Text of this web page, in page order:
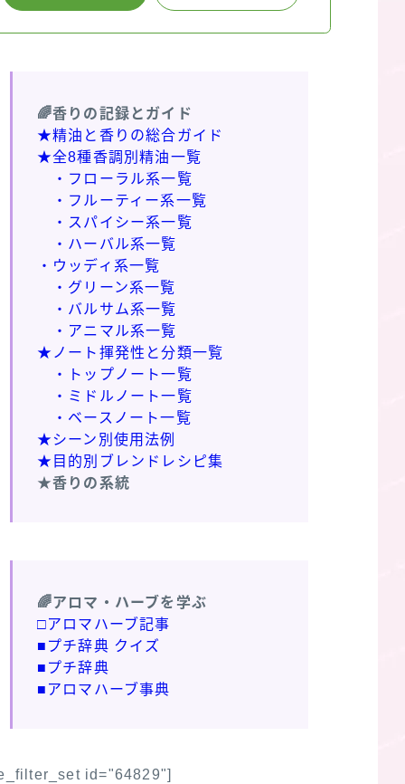
🌈香りの記録とガイド
★精油と香りの総合ガイド
★全8種香調別精油一覧
・フローラル系一覧
・フルーティー系一覧
・スパイシー系一覧
・ハーバル系一覧
・ウッディ系一覧
・グリーン系一覧
・バルサム系一覧
・アニマル系一覧
★ノート揮発性と分類一覧
・トップノート一覧
・ミドルノート一覧
・ベースノート一覧
★シーン別使用法例
★目的別ブレンドレシピ集
★香りの系統
🌈アロマ・ハーブを学ぶ
□アロマハーブ記事
■プチ辞典 クイズ
■プチ辞典
■アロマハーブ事典
id="64829"]